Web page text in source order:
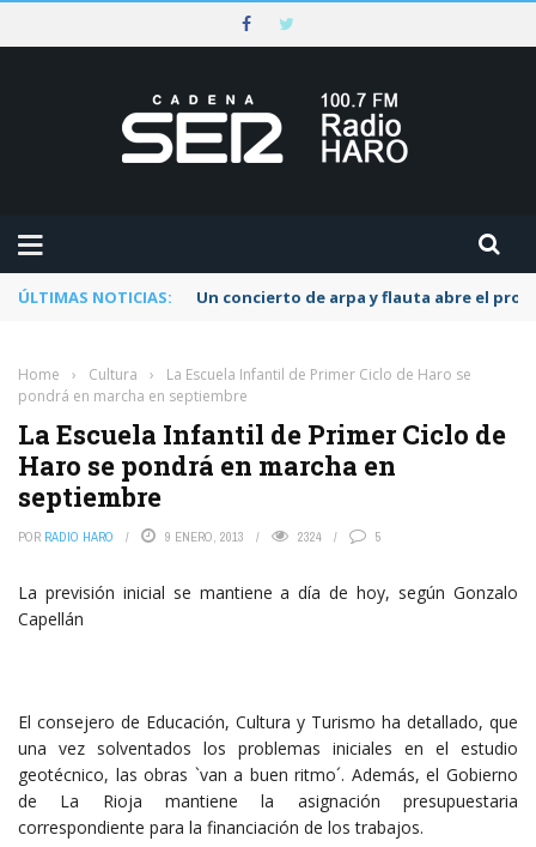
ÚLTIMAS NOTICIAS: Un concierto de arpa y flauta abre el
Home › Cultura ›
La Escuela Infantil de Primer Ciclo de Haro se
pondrá en marcha en septiembre
La Escuela Infantil de Primer Ciclo de
Haro se pondrá en marcha en
septiembre
POR RADIO HARO 9 ENERO, 2013 2324 5
La previsión inicial se mantiene a día de hoy, según Gonzalo
Capellán
El consejero de Educación, Cultura y Turismo ha detallado, que
una vez solventados los problemas iniciales en el estudio
geotécnico, las obras `van a buen ritmo´. Además, el Gobierno
de La Rioja mantiene la asignación presupuestaria
correspondiente para la financiación de los trabajos.